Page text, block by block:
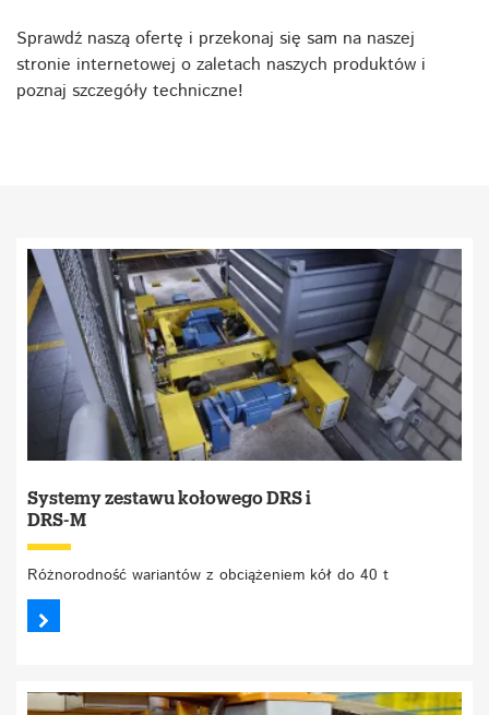
Sprawdź naszą ofertę i przekonaj się sam na naszej
stronie internetowej o zaletach naszych produktów i
poznaj szczegóły techniczne!
Systemy zestawu kołowego DRS i
DRS-M
Różnorodność wariantów z obciążeniem kół do 40 t